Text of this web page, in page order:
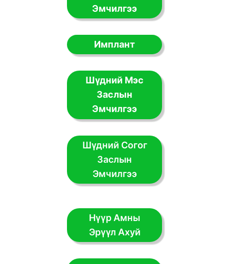
Эмчилгээ
Имплант
Шүдний Мэс
Заслын
Эмчилгээ
Шүдний Согог
Заслын
Эмчилгээ
Нүүр Амны
Эрүүл Ахуй